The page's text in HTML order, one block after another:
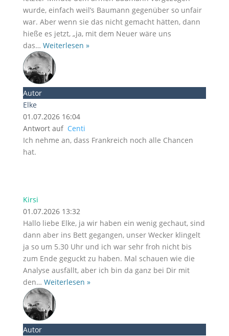
wurde, einfach weil’s Baumann gegenüber so unfair
war. Aber wenn sie das nicht gemacht hätten, dann
hieße es jetzt, „ja, mit dem Neuer wäre uns
das… Weiterlesen »
Autor
Elke
01.07.2026 16:04
Antwort auf Centi
Ich nehme an, dass Frankreich noch alle Chancen
hat.
Kirsi
01.07.2026 13:32
Hallo liebe Elke, ja wir haben ein wenig gechaut, sind
dann aber ins Bett gegangen, unser Wecker klingelt
ja so um 5.30 Uhr und ich war sehr froh nicht bis
zum Ende geguckt zu haben. Mal schauen wie die
Analyse ausfällt, aber ich bin da ganz bei Dir mit
den… Weiterlesen »
Autor